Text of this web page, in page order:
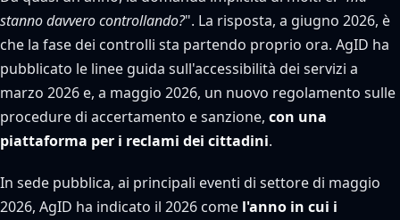
stanno davvero controllando?". La risposta, a giugno 2026, è
che la fase dei controlli sta partendo proprio ora. AgID ha
pubblicato le linee guida sull'accessibilità dei servizi a
marzo 2026 e, a maggio 2026, un nuovo regolamento sulle
procedure di accertamento e sanzione, con una
piattaforma per i reclami dei cittadini.
In sede pubblica, ai principali eventi di settore di maggio
2026, AgID ha indicato il 2026 come l'anno in cui i